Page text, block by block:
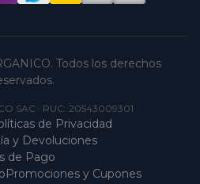
Todos los derechos
SAC · RUC: 20543009301
de Privacidad
y Devoluciones
de Pago
Promociones y Cupones